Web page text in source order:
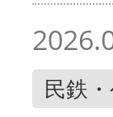
民鉄